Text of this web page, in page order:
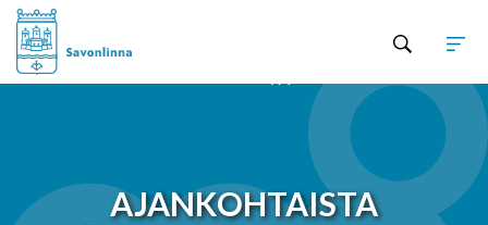
AJANKOHTAISTA